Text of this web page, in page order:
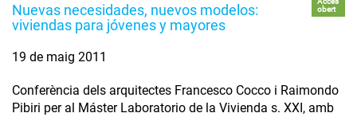
Nuevas necesidades, nuevos modelos:
viviendas para jóvenes y mayores
obert
19 de maig 2011
Conferència dels arquitectes Francesco Cocco i Raimondo
Pibiri per al Máster Laboratorio de la Vivienda s. XXI, amb